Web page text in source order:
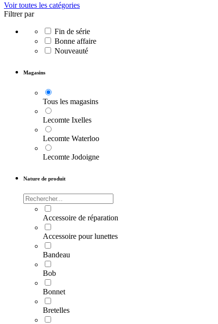
Voir toutes les catégories
Filtrer par
Fin de série
Bonne affaire
Nouveauté
Magasins
Tous les magasins
Lecomte Ixelles
Lecomte Waterloo
Lecomte Jodoigne
Nature de produit
Accessoire de réparation
Accessoire pour lunettes
Bandeau
Bob
Bonnet
Bretelles